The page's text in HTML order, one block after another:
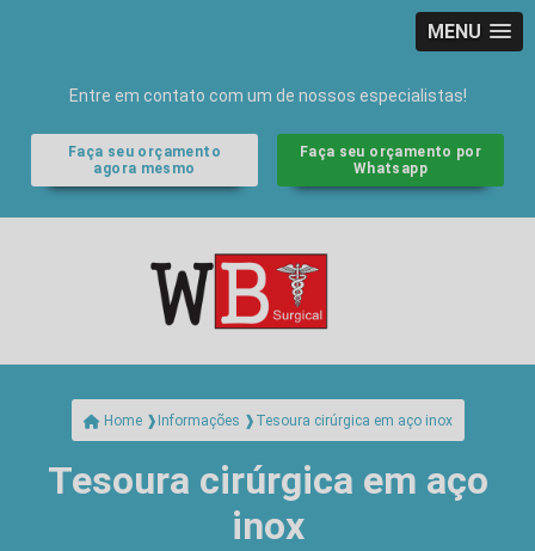
MENU
Entre em contato com um de nossos especialistas!
Faça seu orçamento
agora mesmo
Faça seu orçamento por
Whatsapp
Home ❱ Informações ❱ Tesoura cirúrgica em aço inox
Tesoura cirúrgica em aço
inox